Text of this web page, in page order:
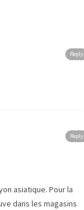
Reply
Reply
asiatique. Pour la
dans les magasins